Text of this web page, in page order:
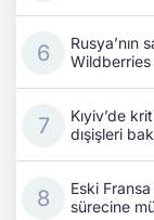
Rusya’nın
Kıyiv’de
dışişleri
Eski
sürecine